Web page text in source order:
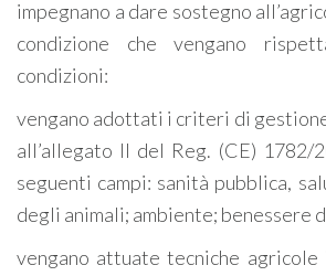
impegnano a dare sostegno
condizione che vengano
condizioni:
vengano adottati i criteri di
all’allegato II del Reg. (CE) 1782/
seguenti campi: sanità pubblica,
degli animali; ambiente; benessere
vengano attuate tecniche